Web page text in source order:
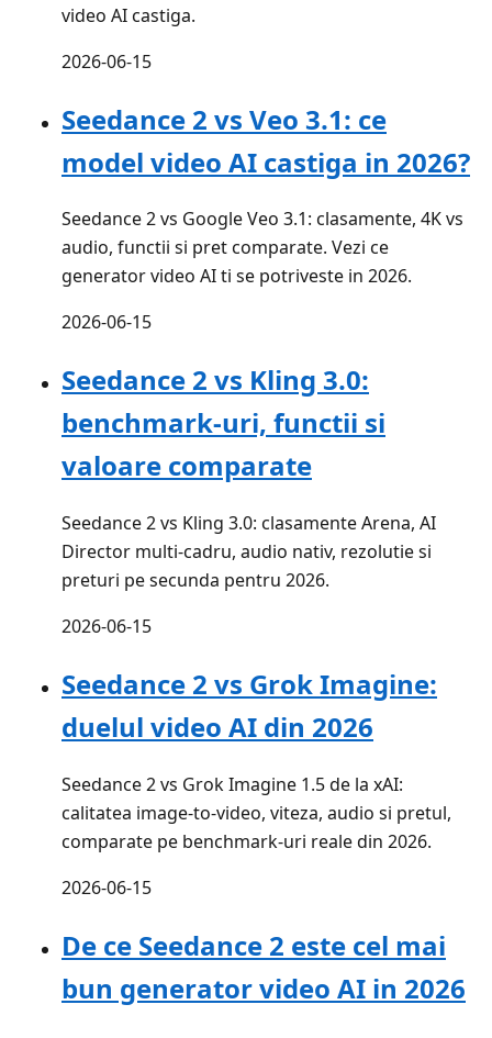
video AI castiga.
2026-06-15
Seedance 2 vs Veo 3.1: ce
model video AI castiga in 2026?
Seedance 2 vs Google Veo 3.1: clasamente, 4K vs
audio, functii si pret comparate. Vezi ce
generator video AI ti se potriveste in 2026.
2026-06-15
Seedance 2 vs Kling 3.0:
benchmark-uri, functii si
valoare comparate
Seedance 2 vs Kling 3.0: clasamente Arena, AI
Director multi-cadru, audio nativ, rezolutie si
preturi pe secunda pentru 2026.
2026-06-15
Seedance 2 vs Grok Imagine:
duelul video AI din 2026
Seedance 2 vs Grok Imagine 1.5 de la xAI:
calitatea image-to-video, viteza, audio si pretul,
comparate pe benchmark-uri reale din 2026.
2026-06-15
De ce Seedance 2 este cel mai
bun generator video AI in 2026